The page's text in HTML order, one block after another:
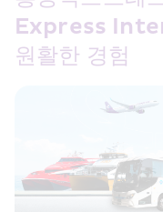
Express
원활한 경험